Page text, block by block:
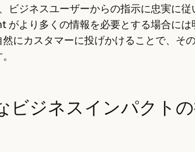
ビジネスユーザーからの指示に忠実に従
より多くの情報を必要とする場合には
にカスタマーに投げかけることで、そ
ビジネスインパクト